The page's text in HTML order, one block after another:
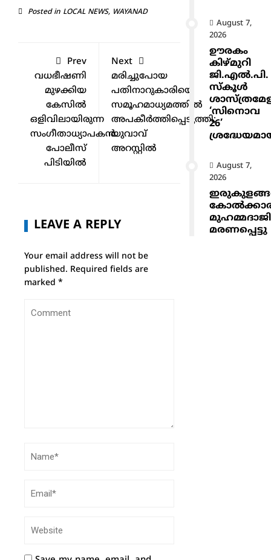
Posted in LOCAL NEWS, WAYANAD
Prev
വധഭീഷണി
മുഴക്കിയ
കേസില്‍
ഒളിവിലായിരുന്ന
സംഗീതാധ്യാപകൻ
പോലീസ്
പിടിയിൽ
Next
മരിച്ചുപോയ
പതിനാറുകാരിയെ
സമൂഹമാധ്യമത്തില്‍
അപകീര്‍ത്തിപ്പെടുത്തി;
യുവാവ്
അറസ്റ്റില്‍
LEAVE A REPLY
Your email address will not be
published. Required fields are
marked *
August 7,
2026
ഊരകം
കിഴ്മുറി
ജി.എൽ.പി.
സ്കൂൾ
‘സിനൊവ
26’
August 7,
2026
മുഹമ്മദാജി
മരണപ്പെട്ടു